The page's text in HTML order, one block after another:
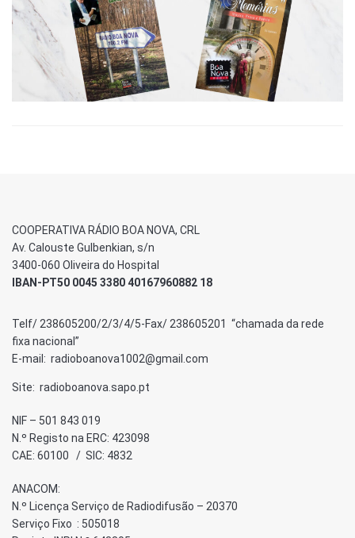
COOPERATIVA RÁDIO BOA NOVA, CRL
Av. Calouste Gulbenkian, s/n
3400-060 Oliveira do Hospital
IBAN-PT50 0045 3380 40167960882 18
Telf/ 238605200/2/3/4/5-Fax/ 238605201 “chamada da rede
fixa nacional”
E-mail: radioboanova1002@gmail.com
Site: radioboanova.sapo.pt
NIF – 501 843 019
N.º Registo na ERC: 423098
CAE: 60100 / SIC: 4832
ANACOM:
N.º Licença Serviço de Radiodifusão – 20370
Serviço Fixo : 505018